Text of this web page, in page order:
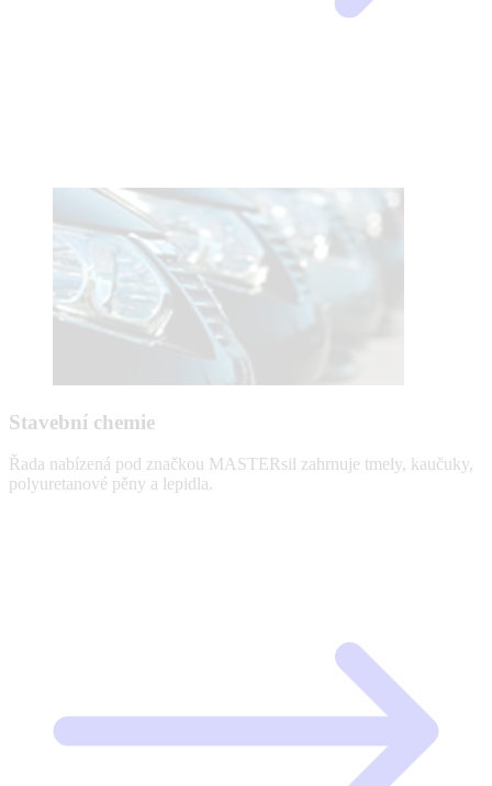
Stavební chemie
Řada nabízená pod značkou MASTERsil zahrnuje tmely, kaučuky,
polyuretanové pěny a lepidla.